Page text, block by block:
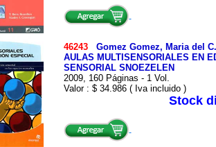
46243 Gomez Gomez, Maria del C.
AULAS MULTISENSORIALES EN
SENSORIAL SNOEZELEN
2009, 160 Páginas - 1 Vol.
Valor : $ 34.986 ( Iva incluido )
Stock